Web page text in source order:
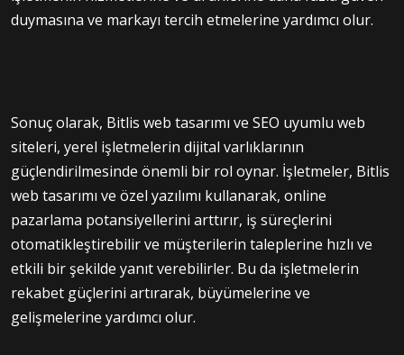
duymasına ve markayı tercih etmelerine yardımcı olur.
Sonuç olarak, Bitlis web tasarımı ve SEO uyumlu web
siteleri, yerel işletmelerin dijital varlıklarının
güçlendirilmesinde önemli bir rol oynar. İşletmeler, Bitlis
web tasarımı ve özel yazılımı kullanarak, online
pazarlama potansiyellerini arttırır, iş süreçlerini
otomatikleştirebilir ve müşterilerin taleplerine hızlı ve
etkili bir şekilde yanıt verebilirler. Bu da işletmelerin
rekabet güçlerini artırarak, büyümelerine ve
gelişmelerine yardımcı olur.